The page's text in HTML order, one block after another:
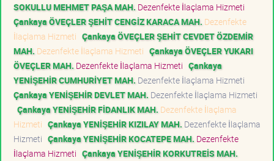
SOKULLU MEHMET PAŞA MAH. Dezenfekte İlaçlama Hizmeti
Çankaya ÖVEÇLER ŞEHİT CENGİZ KARACA MAH. Dezenfekte
İlaçlama Hizmeti Çankaya ÖVEÇLER ŞEHİT CEVDET ÖZDEMİR
MAH. Dezenfekte İlaçlama Hizmeti Çankaya ÖVEÇLER YUKARI
ÖVEÇLER MAH. Dezenfekte İlaçlama Hizmeti Çankaya
YENİŞEHİR CUMHURİYET MAH. Dezenfekte İlaçlama Hizmeti
Çankaya YENİŞEHİR DEVLET MAH. Dezenfekte İlaçlama Hizmeti
Çankaya YENİŞEHİR FİDANLIK MAH. Dezenfekte İlaçlama
Hizmeti Çankaya YENİŞEHİR KIZILAY MAH. Dezenfekte İlaçlama
Hizmeti Çankaya YENİŞEHİR KOCATEPE MAH. Dezenfekte
İlaçlama Hizmeti Çankaya YENİŞEHİR KORKUTREİS MAH.